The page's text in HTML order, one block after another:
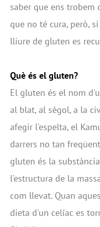
saber que ens
que no té cura, però,
lliure de gluten es
Què és el gluten?
El gluten és el nom
al blat, al sègol, a la
afegir l'espelta, el
darrers no tan
gluten és la
l'estructura de la
com llevat. Quan
dieta d'un celíac es